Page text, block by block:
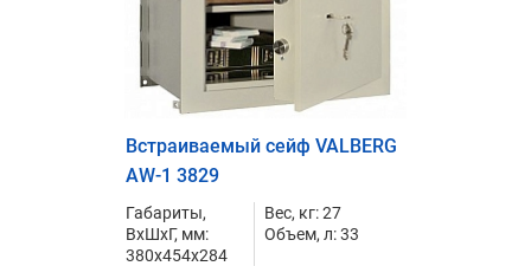
Встраиваемый сейф VALBERG
AW-1 3829
Габариты,
ВxШxГ, мм:
380x454x284
Вес, кг: 27
Объем, л: 33